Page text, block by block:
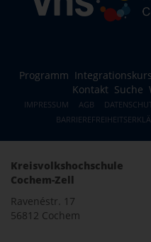
Programm
Kontakt Suche
IMPRESSUM AGB
Kreisvolkshochschule
Cochem-Zell
Ravenéstr. 17
56812 Cochem